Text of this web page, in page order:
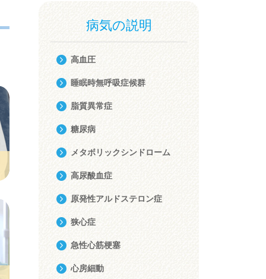
病気の説明
高血圧
睡眠時無呼吸症候群
脂質異常症
糖尿病
メタボリックシンドローム
高尿酸血症
原発性アルドステロン症
狭心症
急性心筋梗塞
心房細動